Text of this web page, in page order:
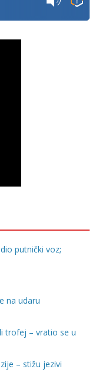
putnički voz;
na udaru
trofej – vratio se u
– stižu jezivi